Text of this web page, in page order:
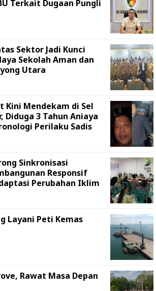
Terkait Dugaan Pungli
Sektor Jadi Kunci
Sekolah Aman dan
Utara
Kini Mendekam di Sel
Diduga 3 Tahun Aniaya
Perilaku Sadis
Sinkronisasi
Responsif
Perubahan Iklim
Layani Peti Kemas
Rawat Masa Depan